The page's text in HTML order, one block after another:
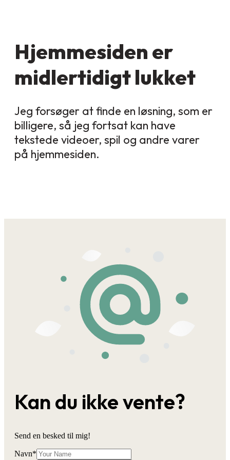
Hjemmesiden er
midlertidigt lukket
Jeg forsøger at finde en løsning, som er
billigere, så jeg fortsat kan have
tekstede videoer, spil og andre varer
på hjemmesiden.
Kan du ikke vente?
Send en besked til mig!
Navn*